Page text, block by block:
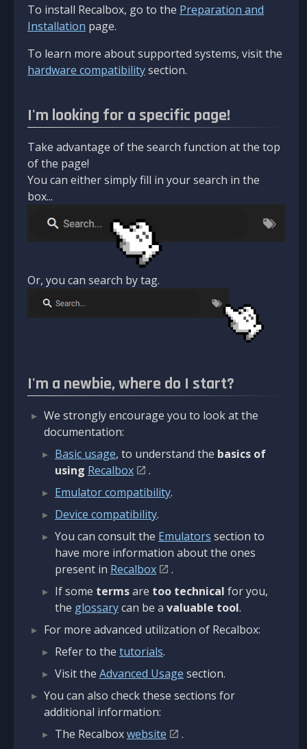
To install Recalbox, go to the Preparation and
Installation page.
To learn more about supported systems, visit the
hardware compatibilitysection.
I'm looking for a specific page!
Take advantage of the search function at the top
of the page!
You can either simply fill in your search in the
box...
Or, you can search by tag.
I'm a newbie, where do I start?
We strongly encourage you to look at the
documentation:
Basic usage, to understand the basics of
using Recalbox
.
Emulator compatibility.
Device compatibility.
You can consult the Emulators section to
have more information about the ones
present in Recalbox
.
If some termsare too technical for you,
the glossarycan be a valuable tool.
For more advanced utilization of Recalbox:
Refer to the tutorials.
Visit the Advanced Usage section.
You can also check these sections for
additional information:
The Recalboxwebsite
.